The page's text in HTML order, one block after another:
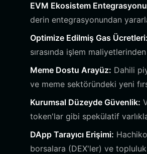
EVM Ekosistem
derin entegrasyonundan
Optimize Edilmiş Gas Ücretleri:
sırasında işlem
Meme Dostu Arayüz: Dahili
ve meme sektöründeki yeni
Kurumsal Düzeyde Güvenlik:
token'lar gibi spekülatif
DApp Tarayıcı Erişimi:
borsalara (DEX'ler) ve